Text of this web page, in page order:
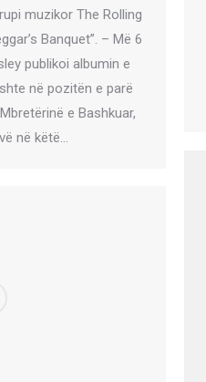
muzikor The Rolling
Banquet”. – Më 6
publikoi albumin e
në pozitën e parë
e Bashkuar,
në këtë…